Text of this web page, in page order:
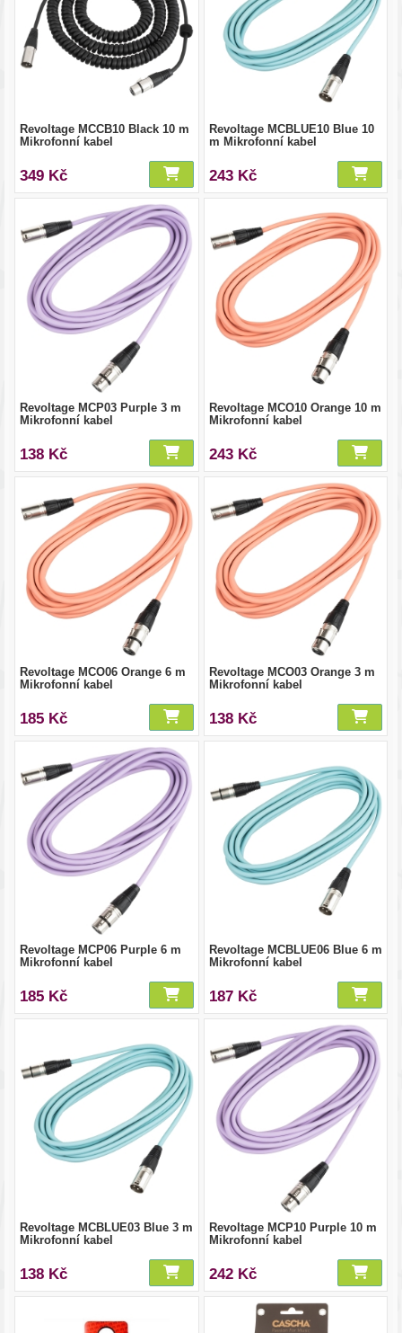
Revoltage MCCB10 Black 10 m
Mikrofonní kabel
349 Kč
Revoltage MCBLUE10 Blue 10
m Mikrofonní kabel
243 Kč
Revoltage MCP03 Purple 3 m
Mikrofonní kabel
138 Kč
Revoltage MCO10 Orange 10 m
Mikrofonní kabel
243 Kč
Revoltage MCO06 Orange 6 m
Mikrofonní kabel
185 Kč
Revoltage MCO03 Orange 3 m
Mikrofonní kabel
138 Kč
Revoltage MCP06 Purple 6 m
Mikrofonní kabel
185 Kč
Revoltage MCBLUE06 Blue 6 m
Mikrofonní kabel
187 Kč
Revoltage MCBLUE03 Blue 3 m
Mikrofonní kabel
138 Kč
Revoltage MCP10 Purple 10 m
Mikrofonní kabel
242 Kč